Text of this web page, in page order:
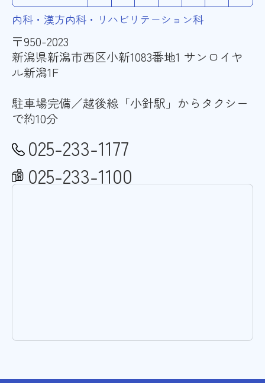
内科・漢方内科・リハビリテーション科
〒950-2023
新潟県新潟市西区小新1083番地1 サンロイヤ
ル新潟1F
駐車場完備／越後線「小針駅」からタクシー
で約10分
025-233-1177
025-233-1100